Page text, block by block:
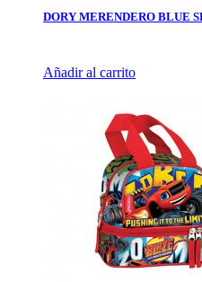
DORY MERENDERO BLUE
Añadir al carrito